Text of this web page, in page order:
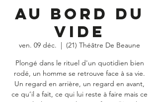
Au bord du
vide
ven. 09 déc.
  |
(21) Théâtre De Beaune
Plongé dans le rituel d'un quotidien bien
rodé, un homme se retrouve face à sa vie.
Un regard en arrière, un regard en avant,
ce qu’il a fait, ce qui lui reste à faire mais ce